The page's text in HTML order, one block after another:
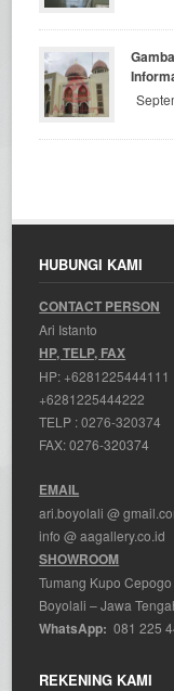
HUBUNGI KAMI
CONTACT PERSON
Ari Istanto
HP, TELP, FAX
HP: +6281225444111
+6281225444222
TELP :0276-320374
FAX: 0276-320374
EMAIL
ari.boyolali @
info @ aagallery.co.id
SHOWROOM
Tumang Kupo Cepogo
Boyolali – Jawa
WhatsApp: 081 225
REKENING KAMI